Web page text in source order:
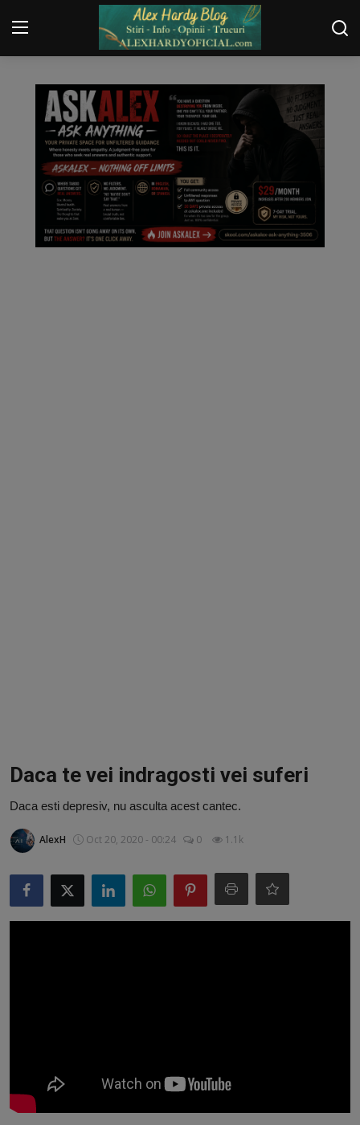
Login Register
Contact
Guest Post
Guest Post
Bucatarie
ChatGPT: Cel mai avansat chatbot AI
Aliexpress
Free Script
Daca te vei indragosti vei suferi
Daca esti depresiv, nu asculta acest cantec.
AlexH Oct 20, 2020 - 00:24 0 1.1k